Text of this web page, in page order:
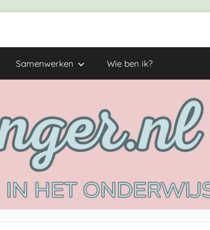
Samenwerken Wie ben ik?